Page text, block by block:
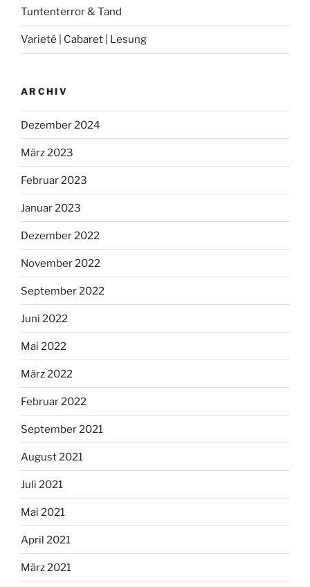
Tuntenterror & Tand
Varieté | Cabaret | Lesung
ARCHIV
Dezember 2024
März 2023
Februar 2023
Januar 2023
Dezember 2022
November 2022
September 2022
Juni 2022
Mai 2022
März 2022
Februar 2022
September 2021
August 2021
Juli 2021
Mai 2021
April 2021
März 2021